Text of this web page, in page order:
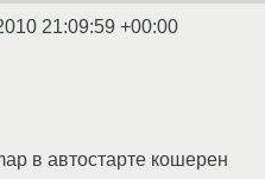
21:09:59 +00:00
в автостарте кошерен